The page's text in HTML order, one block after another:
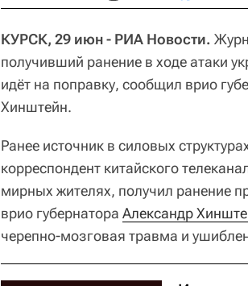
КУРСК, 29 июн - РИА Новости.
получивший ранение в ходе атаки
идёт на поправку, сообщил врио
Хинштейн.
Ранее источник в силовых
корреспондент китайского
мирных жителях, получил ранение
врио губернатора Александр
черепно-мозговая травма и